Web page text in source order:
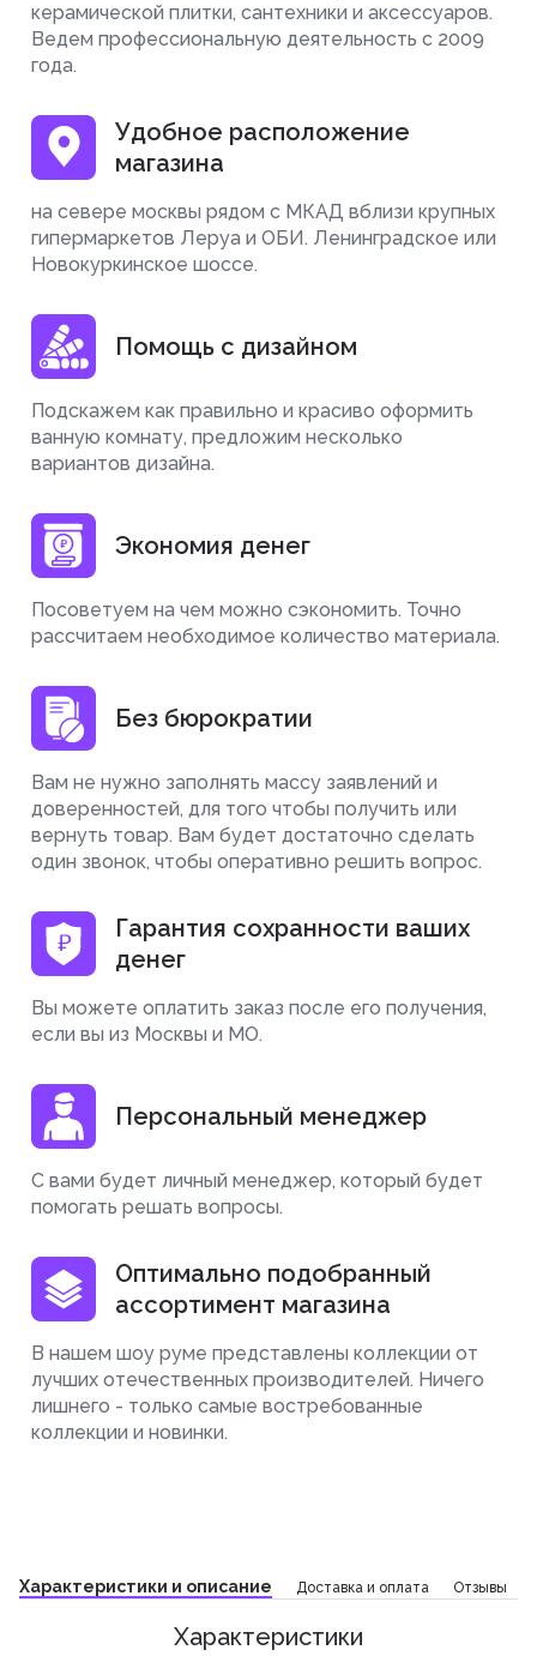
керамической плитки, сантехники и аксессуаров.
Ведем профессиональную деятельность с 2009
года.
Удобное расположение
магазина
на севере москвы рядом с МКАД вблизи крупных
гипермаркетов Леруа и ОБИ. Ленинградское или
Новокуркинское шоссе.
Помощь с дизайном
Подскажем как правильно и красиво оформить
ванную комнату, предложим несколько
вариантов дизайна.
Экономия денег
Посоветуем на чем можно сэкономить. Точно
рассчитаем необходимое количество материала.
Без бюрократии
Вам не нужно заполнять массу заявлений и
доверенностей, для того чтобы получить или
вернуть товар. Вам будет достаточно сделать
один звонок, чтобы оперативно решить вопрос.
Гарантия сохранности ваших
денег
Вы можете оплатить заказ после его получения,
если вы из Москвы и МО.
Персональный менеджер
С вами будет личный менеджер, который будет
помогать решать вопросы.
Оптимально подобранный
ассортимент магазина
В нашем шоу руме представлены коллекции от
лучших отечественных производителей. Ничего
лишнего - только самые востребованные
коллекции и новинки.
Характеристики и описание Доставка и оплата Отзывы
Характеристики